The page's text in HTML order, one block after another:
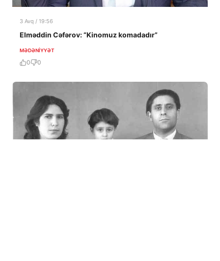
3 Avq / 19:56
Elməddin Cəfərov: “Kinomuz komadadır”
MƏDƏNIYYƏT
0 0